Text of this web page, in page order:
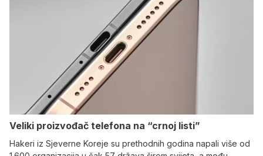
Veliki proizvođač telefona na “crnoj listi”
Hakeri iz Sjeverne Koreje su prethodnih godina napali više od